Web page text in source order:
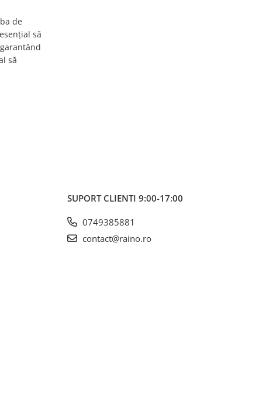
de
să
să
SUPORT CLIENTI 9:00-17:00
0749385881
contact@raino.ro